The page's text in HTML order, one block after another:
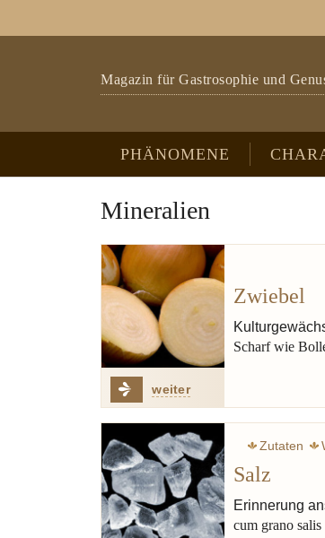
Magazin für Gastrosophie und
PHÄNOMENE
Mineralien
weiter
Zwiebel
Scharf wie
Zutaten
Salz
Erinnerung
cum grano salis